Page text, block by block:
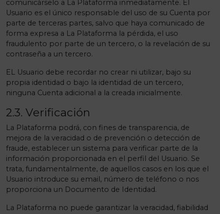
comunicárselo a La Plataforma inmediatamente. El
Usuario es el único responsable del uso de su Cuenta por
parte de terceras partes, salvo que haya comunicado de
forma expresa a La Plataforma la pérdida, el uso
fraudulento por parte de un tercero, o la revelación de su
contraseña a un tercero.
EL Usuario debe recordar no crear ni utilizar, bajo su
propia identidad o bajo la identidad de un tercero,
ninguna Cuenta adicional a la creada inicialmente.
2.3. Verificación
La Plataforma podrá, con fines de transparencia, de
mejora de la veracidad o de prevención o detección de
fraude, establecer un sistema para verificar parte de la
información proporcionada en el perfil del Usuario. Se
trata, fundamentalmente, de aquellos casos en los que el
Usuario introduce su email, número de teléfono o nos
proporciona un Documento de Identidad.
La Plataforma no puede garantizar la veracidad, fiabilidad